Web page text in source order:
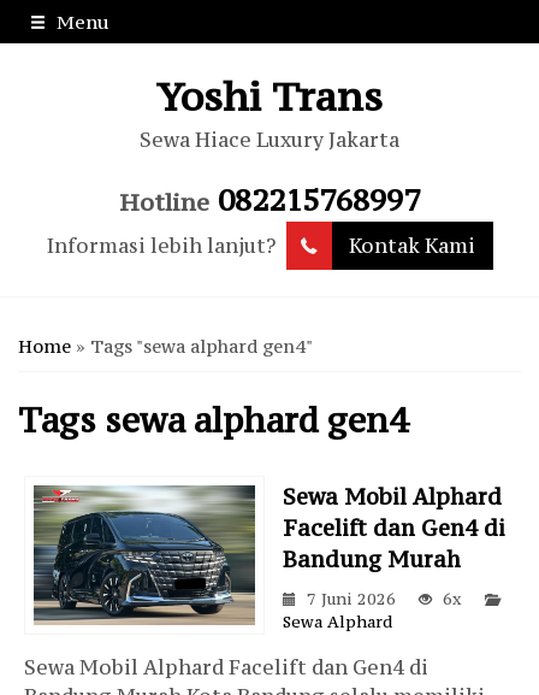
Menu
Yoshi Trans
Sewa Hiace Luxury Jakarta
Hotline 082215768997
Informasi lebih lanjut? Kontak Kami
Home » Tags "sewa alphard gen4"
Tags sewa alphard gen4
Sewa Mobil Alphard
Facelift dan Gen4 di
Bandung Murah
7 Juni 2026
6x
Sewa Alphard
Sewa Mobil Alphard Facelift dan Gen4 di